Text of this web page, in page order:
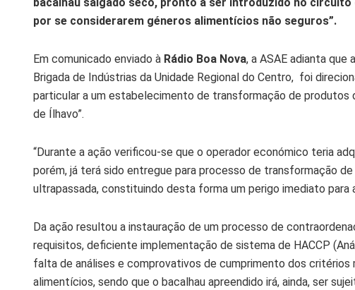
por se considerarem géneros alimentícios não seguros”.
Em comunicado enviado à Rádio Boa Nova, a ASAE adianta que
Brigada de Indústrias da Unidade Regional do Centro, foi
particular a um estabelecimento de transformação de produtos
de Ílhavo”.
“Durante a ação verificou-se que o operador económico teria
porém, já terá sido entregue para processo de transformação
ultrapassada, constituindo desta forma um perigo imediato para
Da ação resultou a instauração de um processo de
requisitos, deficiente implementação de sistema de HACCP
falta de análises e comprovativos de cumprimento dos
alimentícios, sendo que o bacalhau apreendido irá, ainda, ser